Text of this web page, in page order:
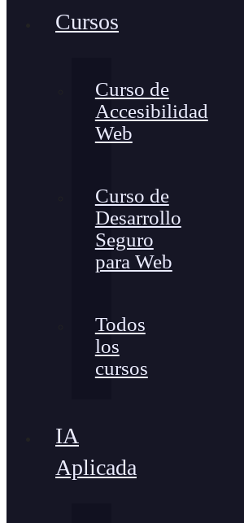
Cursos
Curso de
Accesibilidad
Web
Curso de
Desarrollo
Seguro
para Web
Todos
los
cursos
IA
Aplicada